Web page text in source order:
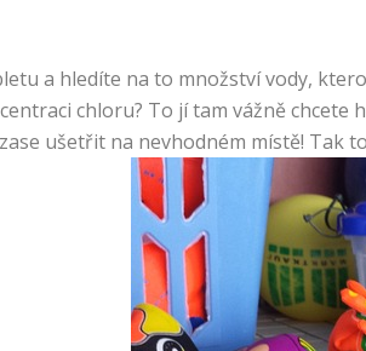
a hledíte na to množství vody,
chloru? To jí tam vážně
ušetřit na nevhodném místě! Tak